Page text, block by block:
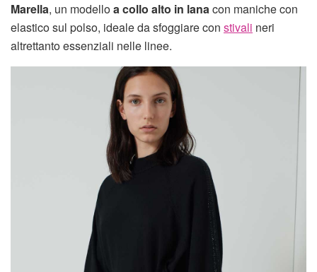
Marella, un modelloa collo alto in lanacon maniche con
elastico sul polso, ideale da sfoggiare con stivali neri
altrettanto essenziali nelle linee.